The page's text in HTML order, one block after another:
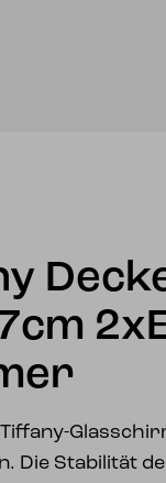
Die Stabilität